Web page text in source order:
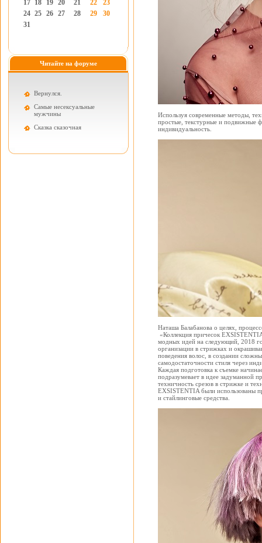
17
18 19 20 21 22
23
24 25 26 27 28 29
30
31
Читайте на форуме
Вернулся.
Самые несексуальные
мужчины
Cказка сказочная
Используя современные методы,
простые, текстурные и подвижные
индивидуальность.
Наташа Балабанова о целях,
«Коллекция причесок
модных идей на следующий, 2018
организации в стрижках и
поведения волос, в создании
самодостаточности стиля через
Каждая подготовка к съемке
подразумевает в идее задуманной
техничность срезов в стрижке и
EXSISTENTIA были использованы
и стайлинговые средства.